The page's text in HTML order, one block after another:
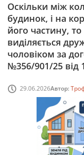
Оскільки між
будинок, і на
його частину,
виділяється
чоловіком за
№356/901/25 від
29.06.2026Автор: